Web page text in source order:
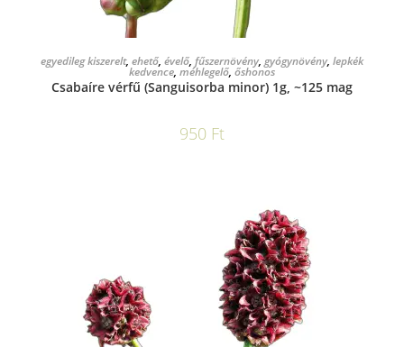
KOSÁRBA TESZEM
egyedileg kiszerelt, ehető, évelő, fűszernövény, gyógynövény, lepkék
kedvence, méhlegelő, őshonos
Csabaíre vérfű (Sanguisorba minor) 1g, ~125 mag
950 Ft